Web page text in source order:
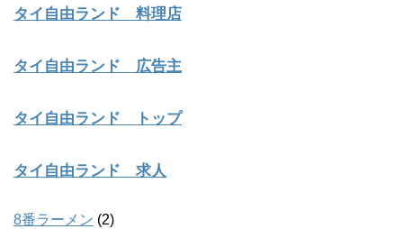
タイ自由ランド 料理店
タイ自由ランド 広告主
タイ自由ランド トップ
タイ自由ランド 求人
8番ラーメン (2)